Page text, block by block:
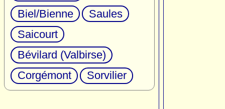
Biel/Bienne
Saules
Saicourt
Bévilard (Valbirse)
Corgémont
Sorvilier